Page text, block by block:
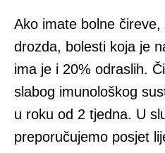
Ako imate bolne
drozda, bolesti koja je
ima je i 20% odraslih.
slabog imunološkog
u roku od 2 tjedna. U
preporučujemo posjet